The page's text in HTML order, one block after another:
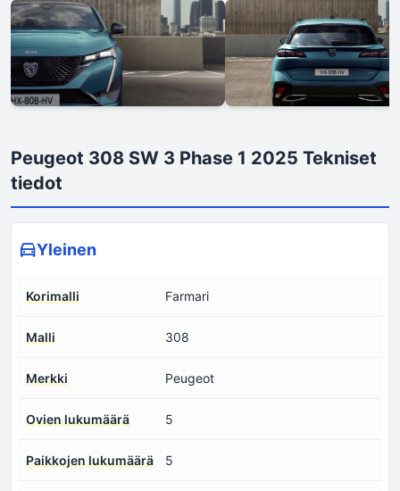
Peugeot 308 SW 3 Phase 1 2025 Tekniset
tiedot
Yleinen
Korimalli Farmari
Malli 308
Merkki Peugeot
Ovien lukumäärä 5
Paikkojen lukumäärä 5